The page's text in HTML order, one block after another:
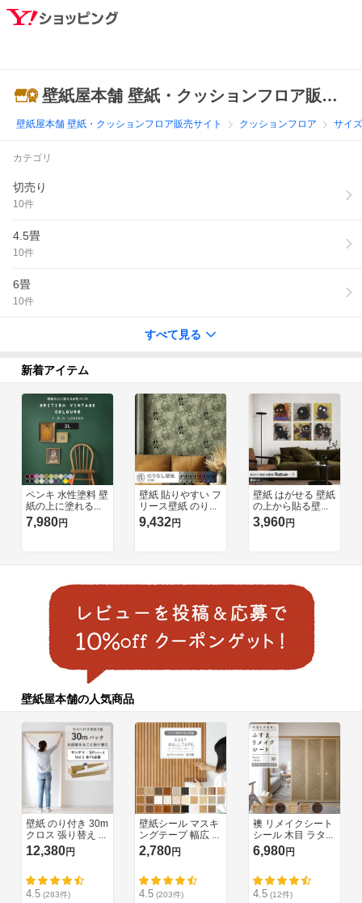
壁紙屋本舗 壁紙・クッションフロア販売サイト
壁紙屋本舗 壁紙・クッションフロア販売サイト クッションフロア サイ
カテゴリ
切売り
10件
4.5畳
10件
6畳
10件
すべて見る